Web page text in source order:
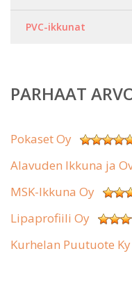
PVC-ikkunat
PARHAAT
Pokaset Oy
Alavuden Ikkuna ja
MSK-Ikkuna Oy
Lipaprofiili Oy
Kurhelan Puutuote Ky